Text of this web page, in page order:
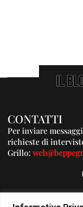
CONTATTI
Per inviare
richieste di
Grillo: